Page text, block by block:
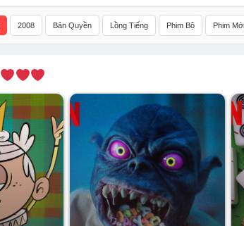
2008 Bản Quyền Lồng Tiếng Phim Bộ Phim Mới